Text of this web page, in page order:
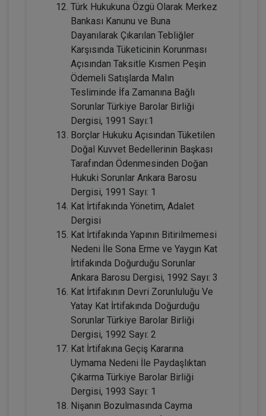
Fütürist Hukuk - IV. Medeni Hukuk
Kongresi - XI. Oturum
360 TL Sepete Ekle
Tüketici Hukuku Enstitüsü
Miras Hukuku - 1 - IV. Medeni Hukuk
Kongresi - IX. Oturum
360 TL Sepete Ekle
Tüketici Hukuku Enstitüsü
Türk Hukukuna Özgü Olarak Merkez
Bankası Kanunu ve Buna
Dayanılarak Çıkarılan Tebliğler
Karşısında Tüketicinin Korunması
Açısından Taksitle Kısmen Peşin
Ödemeli Satışlarda Malın
Tesliminde İfa Zamanına Bağlı
Sorunlar Türkiye Barolar Birliği
Dergisi, 1991 Sayı:1
Borçlar Hukuku Açısından Tüketilen
Doğal Kuvvet Bedellerinin Başkası
Tarafından Ödenmesinden Doğan
Hukuki Sorunlar Ankara Barosu
Dergisi, 1991 Sayı: 1
Kat İrtifakında Yönetim, Adalet
Dergisi
Kat İrtifakında Yapının Bitirilmemesi
Nedeni İle Sona Erme ve Yaygın Kat
İrtifakında Doğurduğu Sorunlar
Ankara Barosu Dergisi, 1992 Sayı: 3
Kat İrtifakının Devri Zorunluluğu Ve
Yatay Kat İrtifakında Doğurduğu
Sorunlar Türkiye Barolar Birliği
Dergisi, 1992 Sayı: 2
Kat İrtifakına Geçiş Kararına
Uymama Nedeni İle Paydaşlıktan
Çıkarma Türkiye Barolar Birliği
Dergisi, 1993 Sayı: 1
Nişanın Bozulmasında Cayma